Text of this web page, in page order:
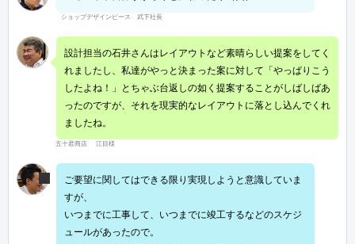
ショップデザインピース 武下社長
設計担当の石井さんはレイアウトなど素晴らしい提案をしてく
れましたし、私達がやっと決まった案に対して「やっぱりこう
したよね！」とちゃぶ台返しの如く提案することがしばしばあ
ったのですが、それを現実的なレイアウトに落とし込んでくれ
ましたね。
五十君商店 江目様
ご要望に関してはできる限り実現しようと意識していま
すが、
いつまでに工事して、いつまでに竣工するなどのスケジ
ュールがあったので。